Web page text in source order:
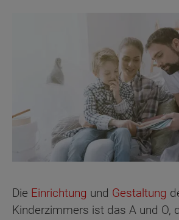
Die Einrichtung und Gestaltung
Kinderzimmers ist das A und O,